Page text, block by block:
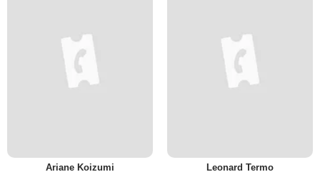
Ariane Koizumi Leonard Termo